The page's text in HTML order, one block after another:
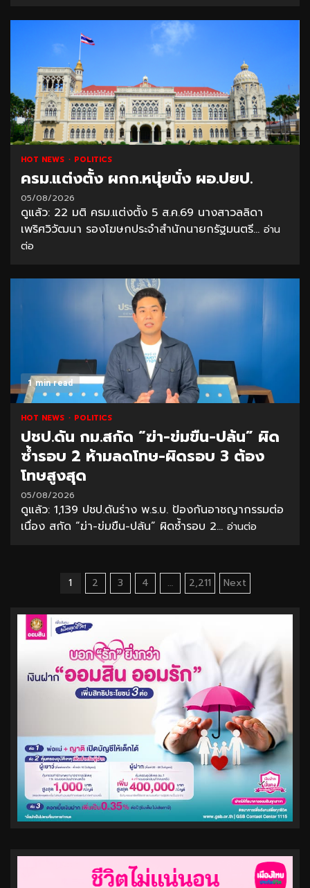
HOT NEWS POLITICS
ครม.แต่งตั้ง ผกก.หนุ่ยนั่ง ผอ.ปยป.
05/08/2026
ดูแล้ว: 22 มติ ครม.แต่งตั้ง 5 ส.ค.69 นางสาวลลิดา
เพริศวิวัฒนา รองโฆษกประจำสำนักนายกรัฐมนตรี... อ่าน
ต่อ
1 min read
HOT NEWS POLITICS
ปชป.ดัน กม.สกัด “ฆ่า-ข่มขืน-ปล้น” ผิด
ซ้ำรอบ 2 ห้ามลดโทษ-ผิดรอบ 3 ต้อง
โทษสูงสุด
05/08/2026
ดูแล้ว: 1,139 ปชป.ดันร่าง พ.ร.บ. ป้องกันอาชญากรรมต่อ
เนื่อง สกัด “ฆ่า-ข่มขืน-ปล้น” ผิดซ้ำรอบ 2... อ่านต่อ
Posts
pagination
1 2 3 4 … 2,211 Next